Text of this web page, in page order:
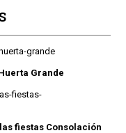
Grande
fiestas Consolación